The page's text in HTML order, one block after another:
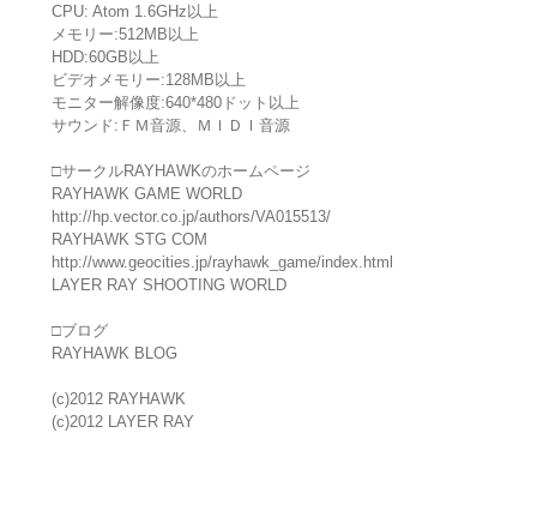
CPU: Atom 1.6GHz以上
メモリー:512MB以上
HDD:60GB以上
ビデオメモリー:128MB以上
モニター解像度:640*480ドット以上
サウンド:ＦＭ音源、ＭＩＤＩ音源
□サークルRAYHAWKのホームページ
RAYHAWK GAME WORLD
http://hp.vector.co.jp/authors/VA015513/
RAYHAWK STG COM
http://www.geocities.jp/rayhawk_game/index.html
LAYER RAY SHOOTING WORLD
□ブログ
RAYHAWK BLOG
(c)2012 RAYHAWK
(c)2012 LAYER RAY